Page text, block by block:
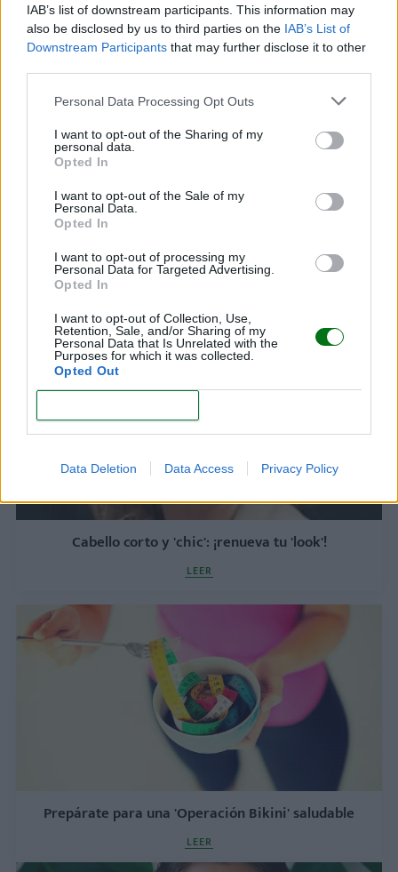
IAB’s list of downstream participants. This information may
also be disclosed by us to third parties on the IAB’s List of
Downstream Participants that may further disclose it to other
Personal Data Processing Opt Outs
I want to opt-out of the Sharing of my
personal data.
Opted In
I want to opt-out of the Sale of my
Personal Data.
Opted In
I want to opt-out of processing my
Personal Data for Targeted Advertising.
Opted In
I want to opt-out of Collection, Use,
Retention, Sale, and/or Sharing of my
Personal Data that Is Unrelated with the
Purposes for which it was collected.
Opted Out
Data Deletion Data Access Privacy Policy
¿Conoces la ginecología estética?
LEER
'Nail art' otoñal: manicures para triunfar
LEER
Cabello corto y 'chic': ¡renueva tu 'look'!
LEER
Prepárate para una 'Operación Bikini' saludable
LEER